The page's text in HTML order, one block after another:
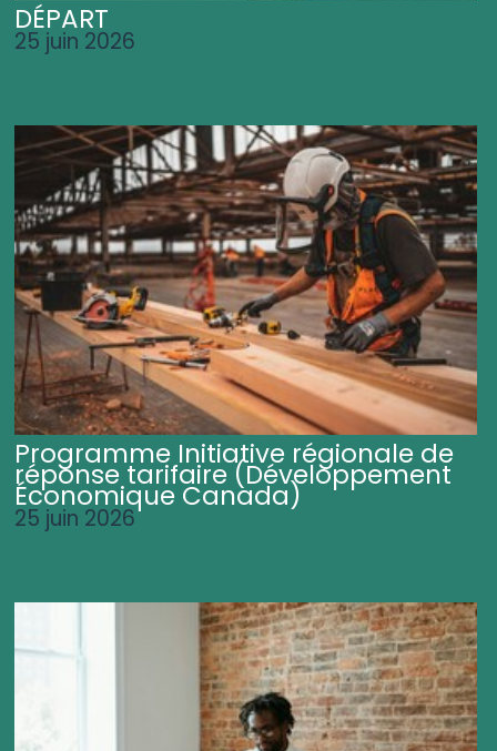
DÉPART
25 juin 2026
Programme Initiative régionale de
réponse tarifaire (Développement
Économique Canada)
25 juin 2026